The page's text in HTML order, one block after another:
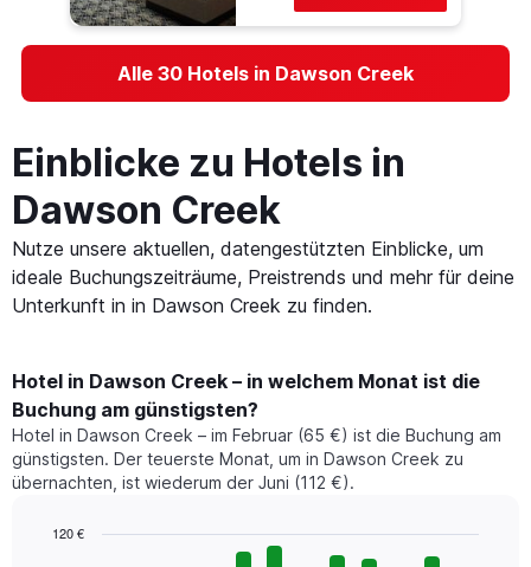
Alle 30 Hotels in Dawson Creek
Einblicke zu Hotels in
Dawson Creek
Nutze unsere aktuellen, datengestützten Einblicke, um
ideale Buchungszeiträume, Preistrends und mehr für deine
Unterkunft in in Dawson Creek zu finden.
Hotel in Dawson Creek – in welchem Monat ist die
Buchung am günstigsten?
Hotel in Dawson Creek – im Februar (65 €) ist die Buchung am
günstigsten. Der teuerste Monat, um in Dawson Creek zu
übernachten, ist wiederum der Juni (112 €).
120 €